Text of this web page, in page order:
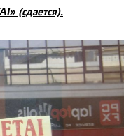
(сдается).